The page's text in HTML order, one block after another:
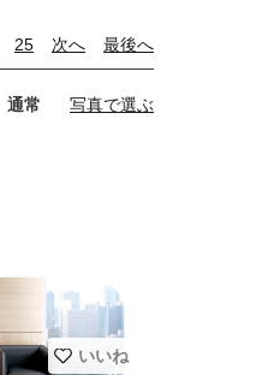
25 次へ 最後へ
通常 写真で選ぶ
いいね